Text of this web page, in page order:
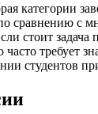
категории
сравнению
стоит
часто
студентов